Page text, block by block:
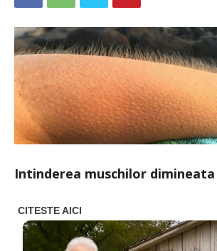
Intinderea muschilor dimineata